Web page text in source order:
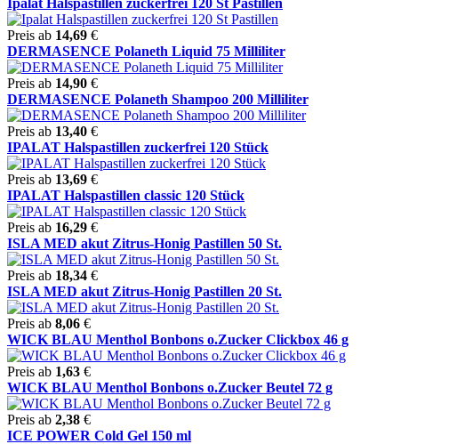
Preis ab 14,69 €
DERMASENCE Polaneth Liquid 75 Milliliter
Preis ab 14,90 €
DERMASENCE Polaneth Shampoo 200 Milliliter
Preis ab 13,40 €
IPALAT Halspastillen zuckerfrei 120 Stück
Preis ab 13,69 €
IPALAT Halspastillen classic 120 Stück
Preis ab 16,29 €
ISLA MED akut Zitrus-Honig Pastillen 50 St.
Preis ab 18,34 €
ISLA MED akut Zitrus-Honig Pastillen 20 St.
Preis ab 8,06 €
WICK BLAU Menthol Bonbons o.Zucker Clickbox 46 g
Preis ab 1,63 €
WICK BLAU Menthol Bonbons o.Zucker Beutel 72 g
Preis ab 2,38 €
ICE POWER Cold Gel 150 ml